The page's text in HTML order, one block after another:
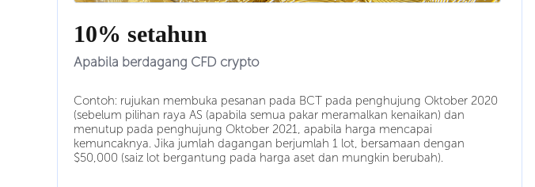
10% setahun
Apabila berdagang CFD crypto
Contoh: rujukan membuka pesanan pada BCT pada penghujung Oktober 2020
(sebelum pilihan raya AS (apabila semua pakar meramalkan kenaikan) dan
menutup pada penghujung Oktober 2021, apabila harga mencapai
kemuncaknya. Jika jumlah dagangan berjumlah 1 lot, bersamaan dengan
$50,000 (saiz lot bergantung pada harga aset dan mungkin berubah).